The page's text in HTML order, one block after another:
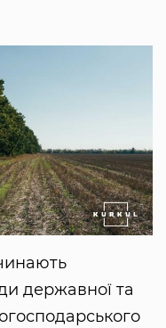
державної та